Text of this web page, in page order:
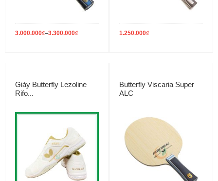
3.000.000₫–3.300.000₫ 1.250.000₫
Giày Butterfly Lezoline
Rifo...
Butterfly Viscaria Super
ALC